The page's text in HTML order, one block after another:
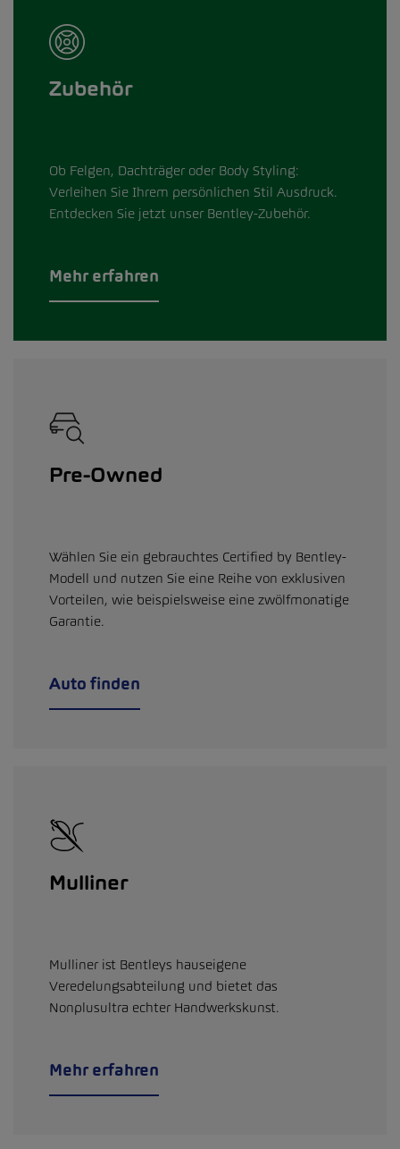
Zubehör
Ob Felgen, Dachträger oder Body Styling:
Verleihen Sie Ihrem persönlichen Stil Ausdruck.
Entdecken Sie jetzt unser Bentley-Zubehör.
Mehr erfahren
Pre-Owned
Wählen Sie ein gebrauchtes Certified by Bentley-
Modell und nutzen Sie eine Reihe von exklusiven
Vorteilen, wie beispielsweise eine zwölfmonatige
Garantie.
Auto finden
Mulliner
Mulliner ist Bentleys hauseigene
Veredelungsabteilung und bietet das
Nonplusultra echter Handwerkskunst.
Mehr erfahren